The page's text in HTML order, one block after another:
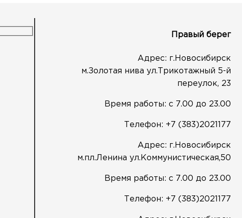
Правый берег
Адрес: г.Новосибирск
м.Золотая нива ул.Трикотажный 5-й
переулок, 23
Время работы: с 7.00 до 23.00
Телефон: +7 (383)2021177
Адрес: г.Новосибирск
м.пл.Ленина ул.Коммунистическая,50
Время работы: с 7.00 до 23.00
Телефон: +7 (383)2021177